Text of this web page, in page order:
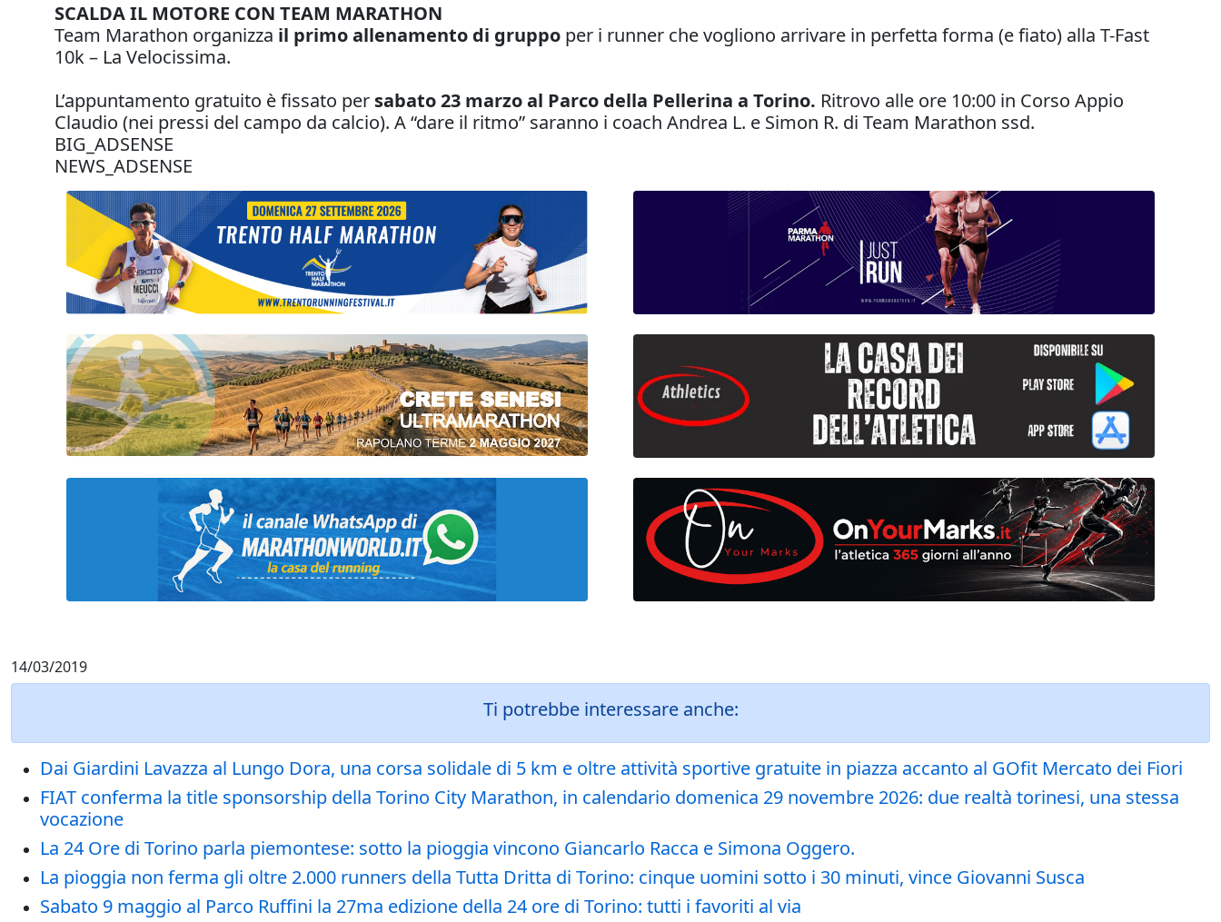
SCALDA IL MOTORE CON TEAM MARATHON
Team Marathon organizza il primo allenamento di gruppo per i runner che vogliono arrivare in perfetta forma (e fiato) alla T-Fast
10k – La Velocissima.
L’appuntamento gratuito è fissato per sabato 23 marzo al Parco della Pellerina a Torino. Ritrovo alle ore 10:00 in Corso Appio
Claudio (nei pressi del campo da calcio). A “dare il ritmo” saranno i coach Andrea L. e Simon R. di Team Marathon ssd.
BIG_ADSENSE
NEWS_ADSENSE
14/03/2019
Ti potrebbe interessare anche:
Dai Giardini Lavazza al Lungo Dora, una corsa solidale di 5 km e oltre attività sportive gratuite in piazza accanto al GOfit Mercato dei Fiori
FIAT conferma la title sponsorship della Torino City Marathon, in calendario domenica 29 novembre 2026: due realtà torinesi, una stessa
vocazione
La 24 Ore di Torino parla piemontese: sotto la pioggia vincono Giancarlo Racca e Simona Oggero.
La pioggia non ferma gli oltre 2.000 runners della Tutta Dritta di Torino: cinque uomini sotto i 30 minuti, vince Giovanni Susca
Sabato 9 maggio al Parco Ruffini la 27ma edizione della 24 ore di Torino: tutti i favoriti al via